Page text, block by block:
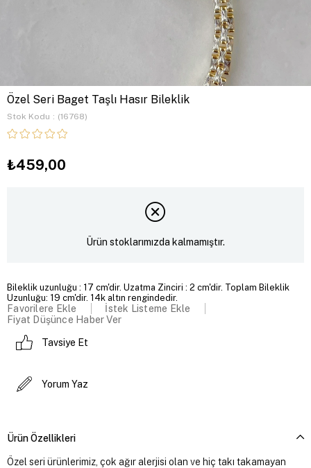
Özel Seri Baget Taşlı Hasır Bileklik
Stok Kodu (16768)
₺459,00
Ürün stoklarımızda kalmamıştır.
Bileklik uzunluğu : 17 cm'dir. Uzatma Zinciri : 2 cm'dir. Toplam Bileklik
Uzunluğu: 19 cm'dir. 14k altın rengindedir.
Favorilere Ekle
İstek Listeme Ekle
Fiyat Düşünce Haber Ver
Tavsiye Et
Yorum Yaz
Ürün Özellikleri
Özel seri ürünlerimiz, çok ağır alerjisi olan ve hiç takı takamayan